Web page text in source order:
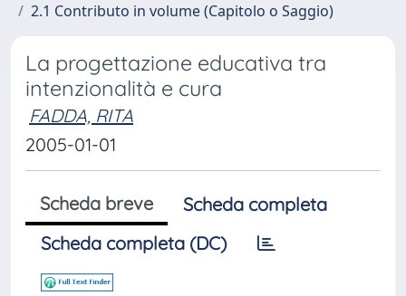
2.1 Contributo in volume (Capitolo o Saggio)
La progettazione educativa tra
intenzionalità e cura
FADDA, RITA
2005-01-01
Scheda breve
Scheda completa
Scheda completa (DC)